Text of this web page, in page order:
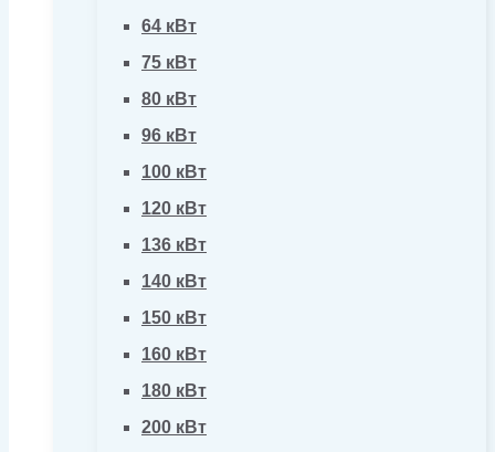
64 кВт
75 кВт
80 кВт
96 кВт
100 кВт
120 кВт
136 кВт
140 кВт
150 кВт
160 кВт
180 кВт
200 кВт